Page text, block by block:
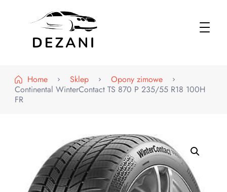
Home
Sklep
Opony zimowe
Continental WinterContact TS 870 P 235/55 R18 100H
FR